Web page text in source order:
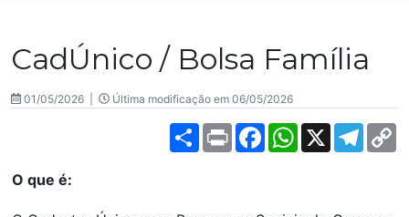
CadÚnico / Bolsa Família
01/05/2026 | Última modificação em 06/05/2026
SharePrint FacebookWhatsApp
X
O que é: